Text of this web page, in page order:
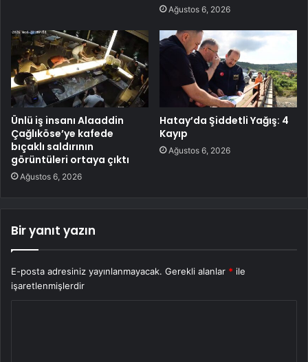
Ağustos 6, 2026
Ünlü iş insanı Alaaddin
Çağlıköse’ye kafede
bıçaklı saldırının
görüntüleri ortaya çıktı
Ağustos 6, 2026
Hatay’da Şiddetli Yağış: 4
Kayıp
Ağustos 6, 2026
Bir yanıt yazın
E-posta adresiniz yayınlanmayacak. Gerekli alanlar * ile
işaretlenmişlerdir